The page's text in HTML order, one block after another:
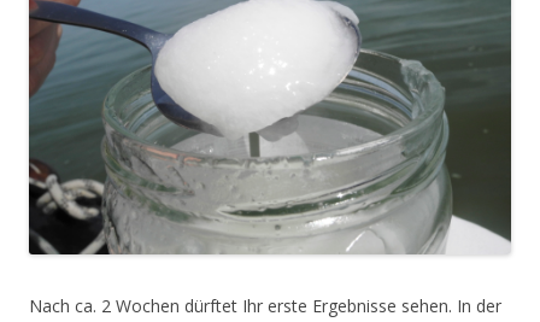
Nach ca. 2 Wochen dürftet Ihr erste Ergebnisse sehen. In der